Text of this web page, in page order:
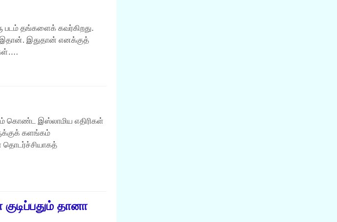
தங்களைக் கவர்கிறது.
இதான். இதுதான் எனக்குத்
கொண்ட இஸ்லாமிய எதிரிகள்
களங்கம்
தொடர்ச்சியாகத்
குடிப்பதும் தானா